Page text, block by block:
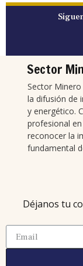
Sector
Sector
la difusión de
y energético.
profesional
reconocer la
fundamental
Déjanos tu